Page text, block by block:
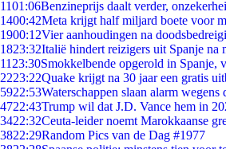
1101:06Benzineprijs daalt verder,
1400:42Meta krijgt half miljard boete voor
1900:12Vier aanhoudingen na
1823:32Italië hindert reizigers uit Spanje na
11 23:30Smokkelbende opgerold in Spanje,
2223:22Quake krijgt na 30 jaar een gratis
5922:53Waterschappen slaan alarm
4722:43Trump wil dat J.D. Vance hem in
3422:32Ceuta-leider noemt Marokkaanse
3822:29Random Pics van de Dag #1977